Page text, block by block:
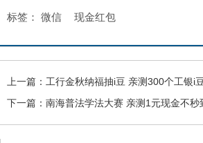
标签： 微信 现金红包
上一篇： 工行金秋纳福抽i豆 亲测300个工银i
下一篇： 南海普法学法大赛 亲测1元现金不秒